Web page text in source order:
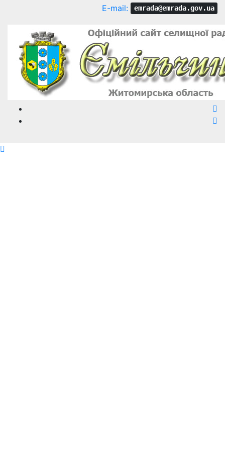
E-mail: emrada@emrada.gov.ua